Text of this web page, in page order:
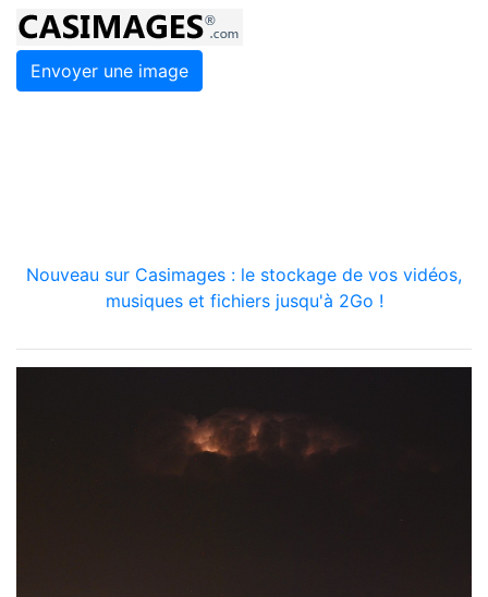
Envoyer une image
Nouveau sur Casimages : le stockage de vos vidéos,
musiques et fichiers jusqu'à 2Go !